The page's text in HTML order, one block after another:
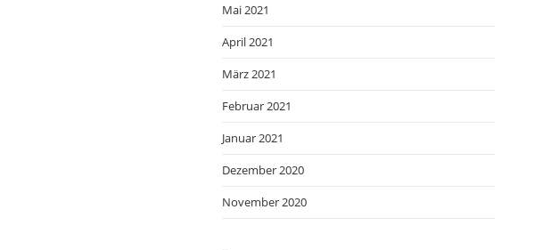
Mai 2021
April 2021
März 2021
Februar 2021
Januar 2021
Dezember 2020
November 2020